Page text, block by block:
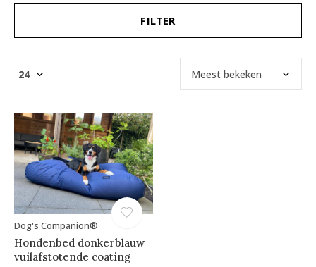
FILTER
Dog's Companion®
Hondenbed donkerblauw
vuilafstotende coating